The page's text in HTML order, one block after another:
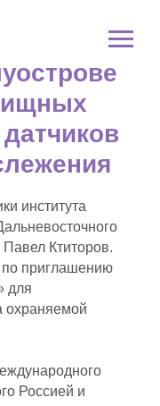
института
Ктиторов.
по приглашению
для
охраняемой
Россией и